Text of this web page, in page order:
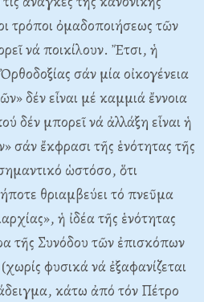
τρόποι ὀμαδοποιήσεως τῶν
νά ποικίλουν. Ἔτσι, ἡ
σάν μία οἰκογένεια
δέν εἶναι μέ καμμιά ἔννοια
δέν μπορεῖ νά ἀλλάξη εἶναι ἡ
σάν ἔκφρασι τῆς ἑνότητας τῆς
ὡστόσο, ὅτι
θριαμβεύει τό πνεῦμα
ἡ ἰδέα τῆς ἑνότητας
τῆς Συνόδου τῶν ἐπισκόπων
φυσικά νά ἐξαφανίζεται
κάτω ἀπό τόν Πέτρο